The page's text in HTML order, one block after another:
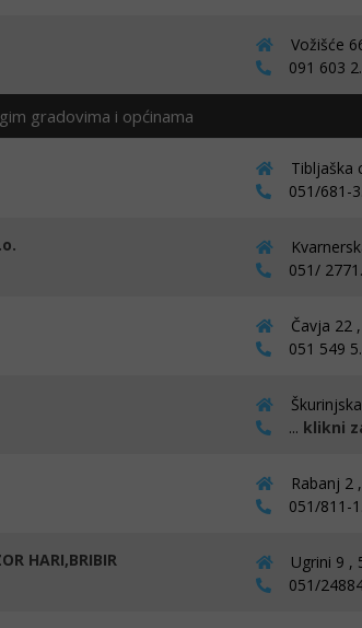
Vožišće
091 603
gradovima i općinama
051/681-
051/
Čavja
051 549
... klikni
Rabanj
051/811-
HARI,BRIBIR
Ugrini 9
051/